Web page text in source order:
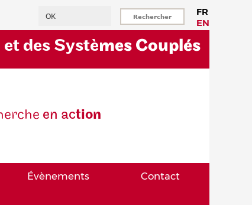
FR
EN
et des Systèmes Couplés
rche en action
Évènements Contact